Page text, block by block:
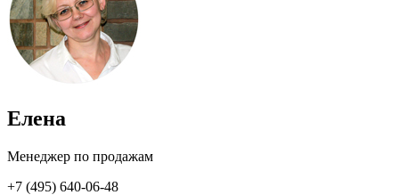
Елена
Менеджер по продажам
+7 (495) 640-06-48